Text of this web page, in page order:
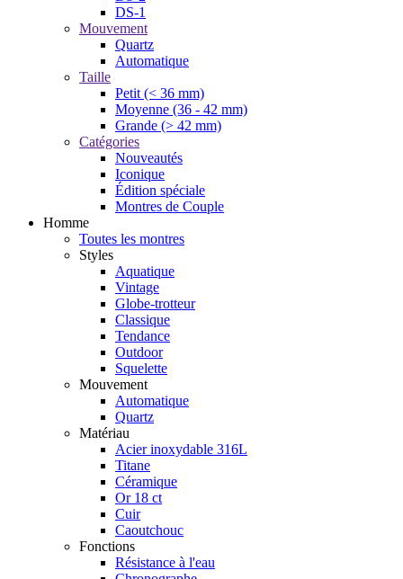
DS-1
Mouvement
Quartz
Automatique
Taille
Petit (< 36 mm)
Moyenne (36 - 42 mm)
Grande (> 42 mm)
Catégories
Nouveautés
Iconique
Édition spéciale
Montres de Couple
Homme
Toutes les montres
Styles
Aquatique
Vintage
Globe-trotteur
Classique
Tendance
Outdoor
Squelette
Mouvement
Automatique
Quartz
Matériau
Acier inoxydable 316L
Titane
Céramique
Or 18 ct
Cuir
Caoutchouc
Fonctions
Résistance à l'eau